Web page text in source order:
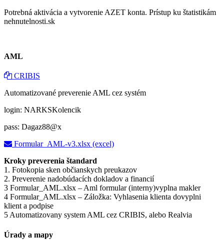
Potrebná aktivácia a vytvorenie AZET konta. Prístup ku štatistikám
nehnutelnosti.sk
AML
CRIBIS
Automatizované preverenie AML cez systém
login: NARKSKolencik
pass: Dagaz88@x
Formular_AML-v3.xlsx (excel)
Kroky preverenia štandard
1. Fotokopia sken občianskych preukazov
2. Preverenie nadobúdacích dokladov a financií
3 Formular_AML.xlsx – Aml formular (interny)vyplna makler
4 Formular_AML.xlsx – Záložka: Vyhlasenia klienta dovyplni
klient a podpise
5 Automatizovany system AML cez CRIBIS, alebo Realvia
Úrady a mapy